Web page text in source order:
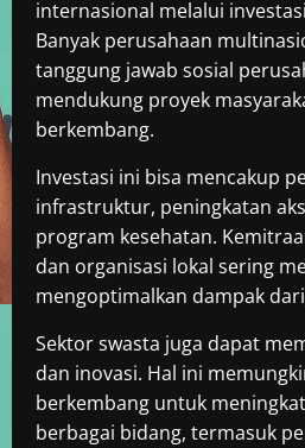
internasional melalui
Banyak perusahaan
tanggung jawab sosial
mendukung proyek
berkembang.
Investasi ini bisa mencakup
infrastruktur, peningkatan
program kesehatan.
dan organisasi lokal sering
mengoptimalkan dampak
Sektor swasta juga dapat
dan inovasi. Hal ini
berkembang untuk
berbagai bidang, termasuk